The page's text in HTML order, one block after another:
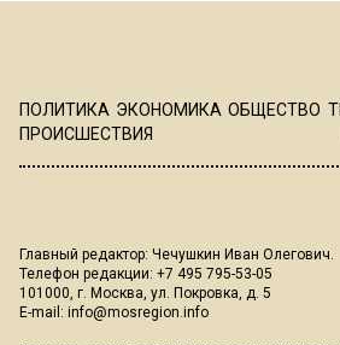
ПОЛИТИКА ЭКОНОМИКА ОБЩЕСТВО
ПРОИСШЕСТВИЯ
Главный редактор: Чечушкин Иван Олегович.
Телефон редакции: +7 495 795-53-05
101000, г. Москва, ул. Покровка, д. 5
E-mail: info@mosregion.info